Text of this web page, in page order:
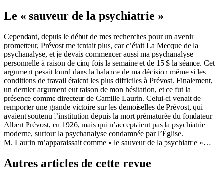
Le « sauveur de la psychiatrie »
Cependant, depuis le début de mes recherches pour un avenir
prometteur, Prévost me tentait plus, car c’était La Mecque de la
psychanalyse, et je devais commencer aussi ma psychanalyse
personnelle à raison de cinq fois la semaine et de 15 $ la séance. Cet
argument pesait lourd dans la balance de ma décision même si les
conditions de travail étaient les plus difficiles à Prévost. Finalement,
un dernier argument eut raison de mon hésitation, et ce fut la
présence comme directeur de Camille Laurin. Celui-ci venait de
remporter une grande victoire sur les demoiselles de Prévost, qui
avaient soutenu l’institution depuis la mort prématurée du fondateur
Albert Prévost, en 1926, mais qui n’acceptaient pas la psychiatrie
moderne, surtout la psychanalyse condamnée par l’Église.
M. Laurin m’apparaissait comme « le sauveur de la psychiatrie »…
Autres articles de cette revue